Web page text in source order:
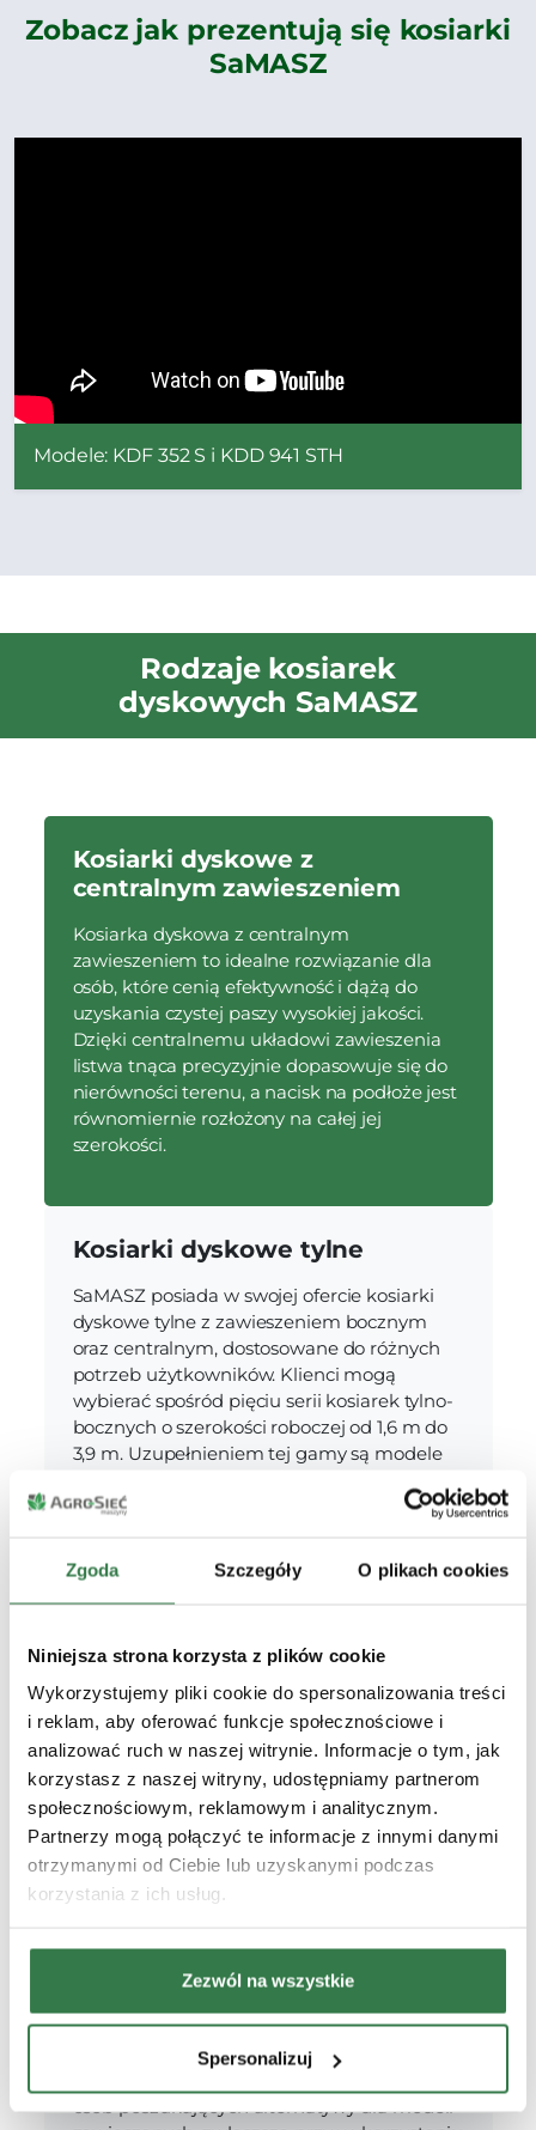
Zgoda Szczegóły O plikach cookies
Niniejsza strona korzysta z plików cookie
Wykorzystujemy pliki cookie do spersonalizowania treści
i reklam, aby oferować funkcje społecznościowe i
analizować ruch w naszej witrynie. Informacje o tym, jak
korzystasz z naszej witryny, udostępniamy partnerom
społecznościowym, reklamowym i analitycznym.
Partnerzy mogą połączyć te informacje z innymi danymi
otrzymanymi od Ciebie lub uzyskanymi podczas
korzystania z ich usług.
Zezwól na wszystkie
Spersonalizuj
Zobacz jak prezentują się kosiarki
SaMASZ
Modele: KDF 352 S i KDD 941 STH
Rodzaje kosiarek
dyskowych SaMASZ
Kosiarki dyskowe z
centralnym zawieszeniem
Kosiarka dyskowa z centralnym
zawieszeniem to idealne rozwiązanie dla
osób, które cenią efektywność i dążą do
uzyskania czystej paszy wysokiej jakości.
Dzięki centralnemu układowi zawieszenia
listwa tnąca precyzyjnie dopasowuje się do
nierówności terenu, a nacisk na podłoże jest
równomiernie rozłożony na całej jej
szerokości.
Kosiarki dyskowe tylne
SaMASZ posiada w swojej ofercie kosiarki
dyskowe tylne z zawieszeniem bocznym
oraz centralnym, dostosowane do różnych
potrzeb użytkowników. Klienci mogą
wybierać spośród pięciu serii kosiarek tylno-
bocznych o szerokości roboczej od 1,6 m do
3,9 m. Uzupełnieniem tej gamy są modele
Kosiarki kompaktowe lekkie
konstrukcji to idealne rozwiązanie dla
właścicieli mniejszych terenów zielonych,
którzy potrzebują wydajnej i prostej w
obsłudze maszyny do koszenia trawy.
Maszyny te są wyposażone w lekką listwę
tnącą SwiftCUT, cenioną za niezawodność i
wysoką jakość cięcia.
Kosiarki dyskowe ciągnione
osób poszukujących alternatywy dla modeli